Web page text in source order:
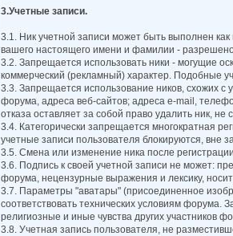
3.Учетные записи.
3.1. Ник учетной записи может быть выполнен
вашего настоящего имени и фамилии -
3.2. Запрещается использовать ники - могущие
коммерческий (рекламный) характер. Подобные
3.3. Запрещается использование ников, схожих с
форума, адреса веб-сайтов; адреса e-mail,
отказа оставляет за собой право удалить ник,
3.4. Категорически запрещается многократная
учетные записи пользователя блокируются, вне
3.5. Смена или изменение ника после
3.6. Подпись к своей учетной записи не может:
форума, нецензурные выражения и лексику,
3.7. Параметры "аватары" (присоединенное
соответствовать технических условиям
религиозные и иные чувства других участников
3.8. Учетная запись пользователя, не